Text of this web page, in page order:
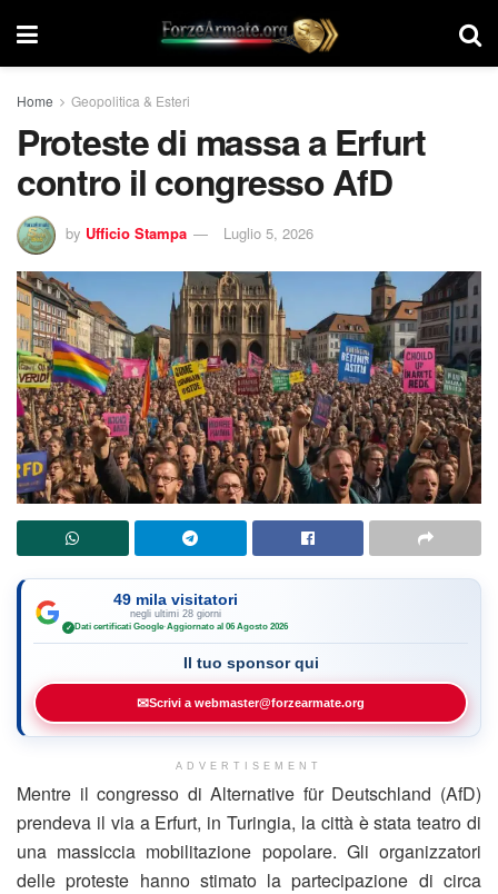
Home Geopolitica & Esteri
Proteste di massa a Erfurt
contro il congresso AfD
by Ufficio Stampa Luglio 5, 2026
49 mila visitatori
negli ultimi 28 giorni
✓ Dati certificati Google·Aggiornato al 06 Agosto 2026
Il tuo sponsor qui
✉Scrivi a webmaster@forzearmate.org
ADVERTISEMENT
Mentre il congresso di Alternative für Deutschland (AfD)
prendeva il via a Erfurt, in Turingia, la città è stata teatro di
una massiccia mobilitazione popolare. Gli organizzatori
delle proteste hanno stimato la partecipazione di circa